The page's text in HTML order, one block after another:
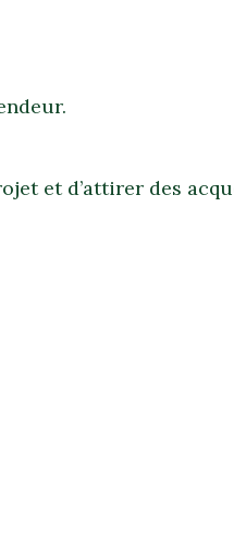
et d’attirer des